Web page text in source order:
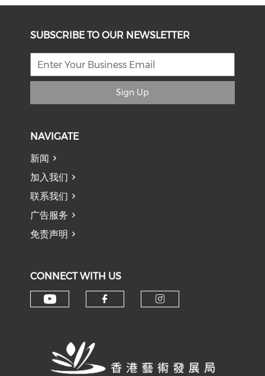
SUBSCRIBE TO OUR NEWSLETTER
Sign Up
NAVIGATE
新闻
加入我们
联系我们
广告服务
免责声明
CONNECT WITH US